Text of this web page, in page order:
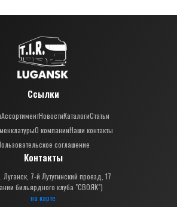
Ссылки
АссортиментНовостиКаталогиСтатьи
О компанииНаши контакты
соглашение
Контакты
Луганск, 7-й Лутугинский проезд, 17
бильярдного клуба "СВОЯК")
на карте